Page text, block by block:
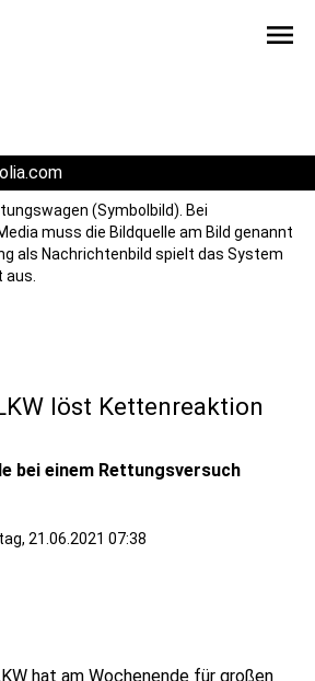
menu
(Symbolbild). Bei
muss die Bildquelle am Bild genannt
als Nachrichtenbild spielt das System
löst Kettenreaktion
bei einem Rettungsversuch
21.06.2021 07:38
hat am Wochenende für großen